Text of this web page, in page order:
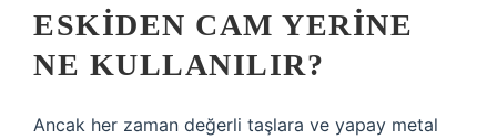
ESKIDEN CAM YERINE
NE KULLANILIR?
Ancak her zaman değerli taşlara ve yapay metal